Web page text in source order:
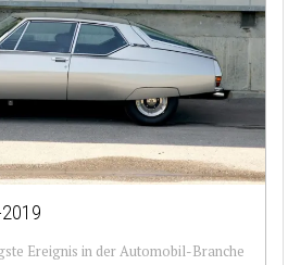
2019
Ereignis in der Automobil-Branche